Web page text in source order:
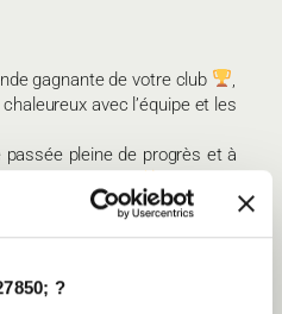
?
gagnante de votre club
,
avec l’équipe et les
pleine de progrès et à